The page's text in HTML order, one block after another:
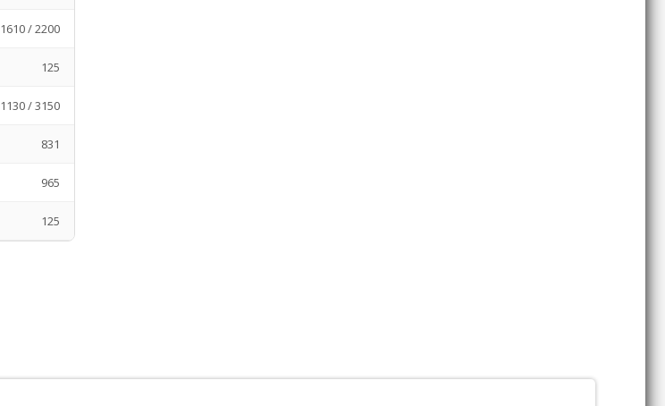
1610 / 2200
125
1130 / 3150
831
965
125